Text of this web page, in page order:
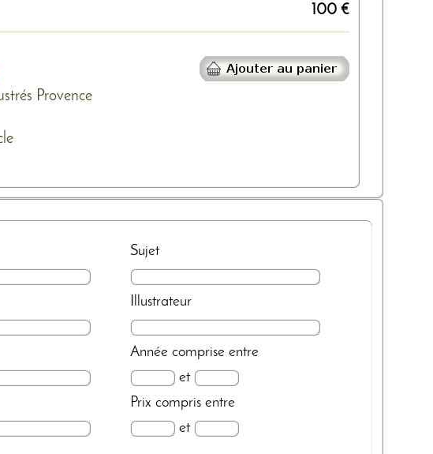
100 €
Provence
Sujet
Illustrateur
Année comprise entre
et
Prix compris entre
et